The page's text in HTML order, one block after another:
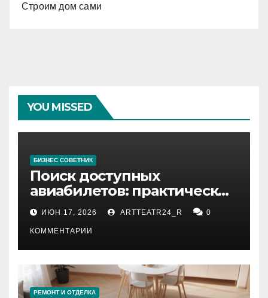
Строим дом сами
YOU MISSED
БИЗНЕС СОВЕТНИК
Поиск доступных
авиабилетов: практические
рекомендации
ИЮН 17, 2026 ARTTEATR24_R 0
КОММЕНТАРИИ
РЕМОНТ И ОТДЕЛКА